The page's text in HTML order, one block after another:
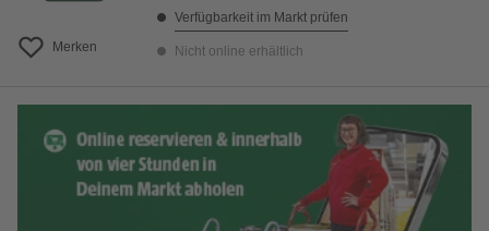
Merken
Verfügbarkeit im Markt prüfen
Nicht online erhältlich